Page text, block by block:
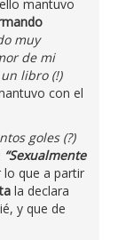
mantuvo
muy
de mi
un libro (!)
con el
goles (?)
“Sexualmente
lo que a partir
la declara
y que de